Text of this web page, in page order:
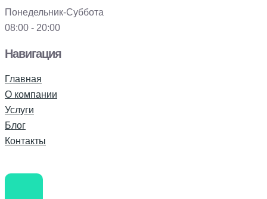
Понедельник-Суббота
08:00 - 20:00
Навигация
Главная
О компании
Услуги
Блог
Контакты